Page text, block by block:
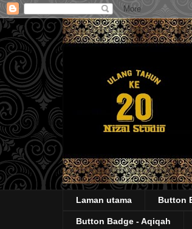
Laman utama Button
Button Badge - Aqiqah